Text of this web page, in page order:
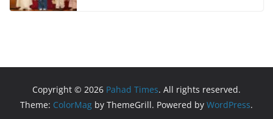
Copyright © 2026 Pahad Times. All rights reserved.
Theme: ColorMag by ThemeGrill. Powered by WordPress.